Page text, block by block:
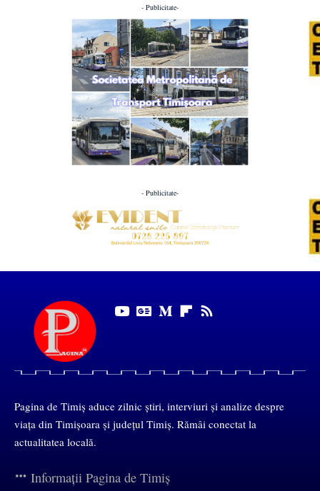
- Publicitate-
- Publicitate-
Pagina de Timiș aduce zilnic știri, interviuri și analize despre
viața din Timișoara și județul Timiș. Rămâi conectat la
actualitatea locală.
Informații Pagina de Timiș